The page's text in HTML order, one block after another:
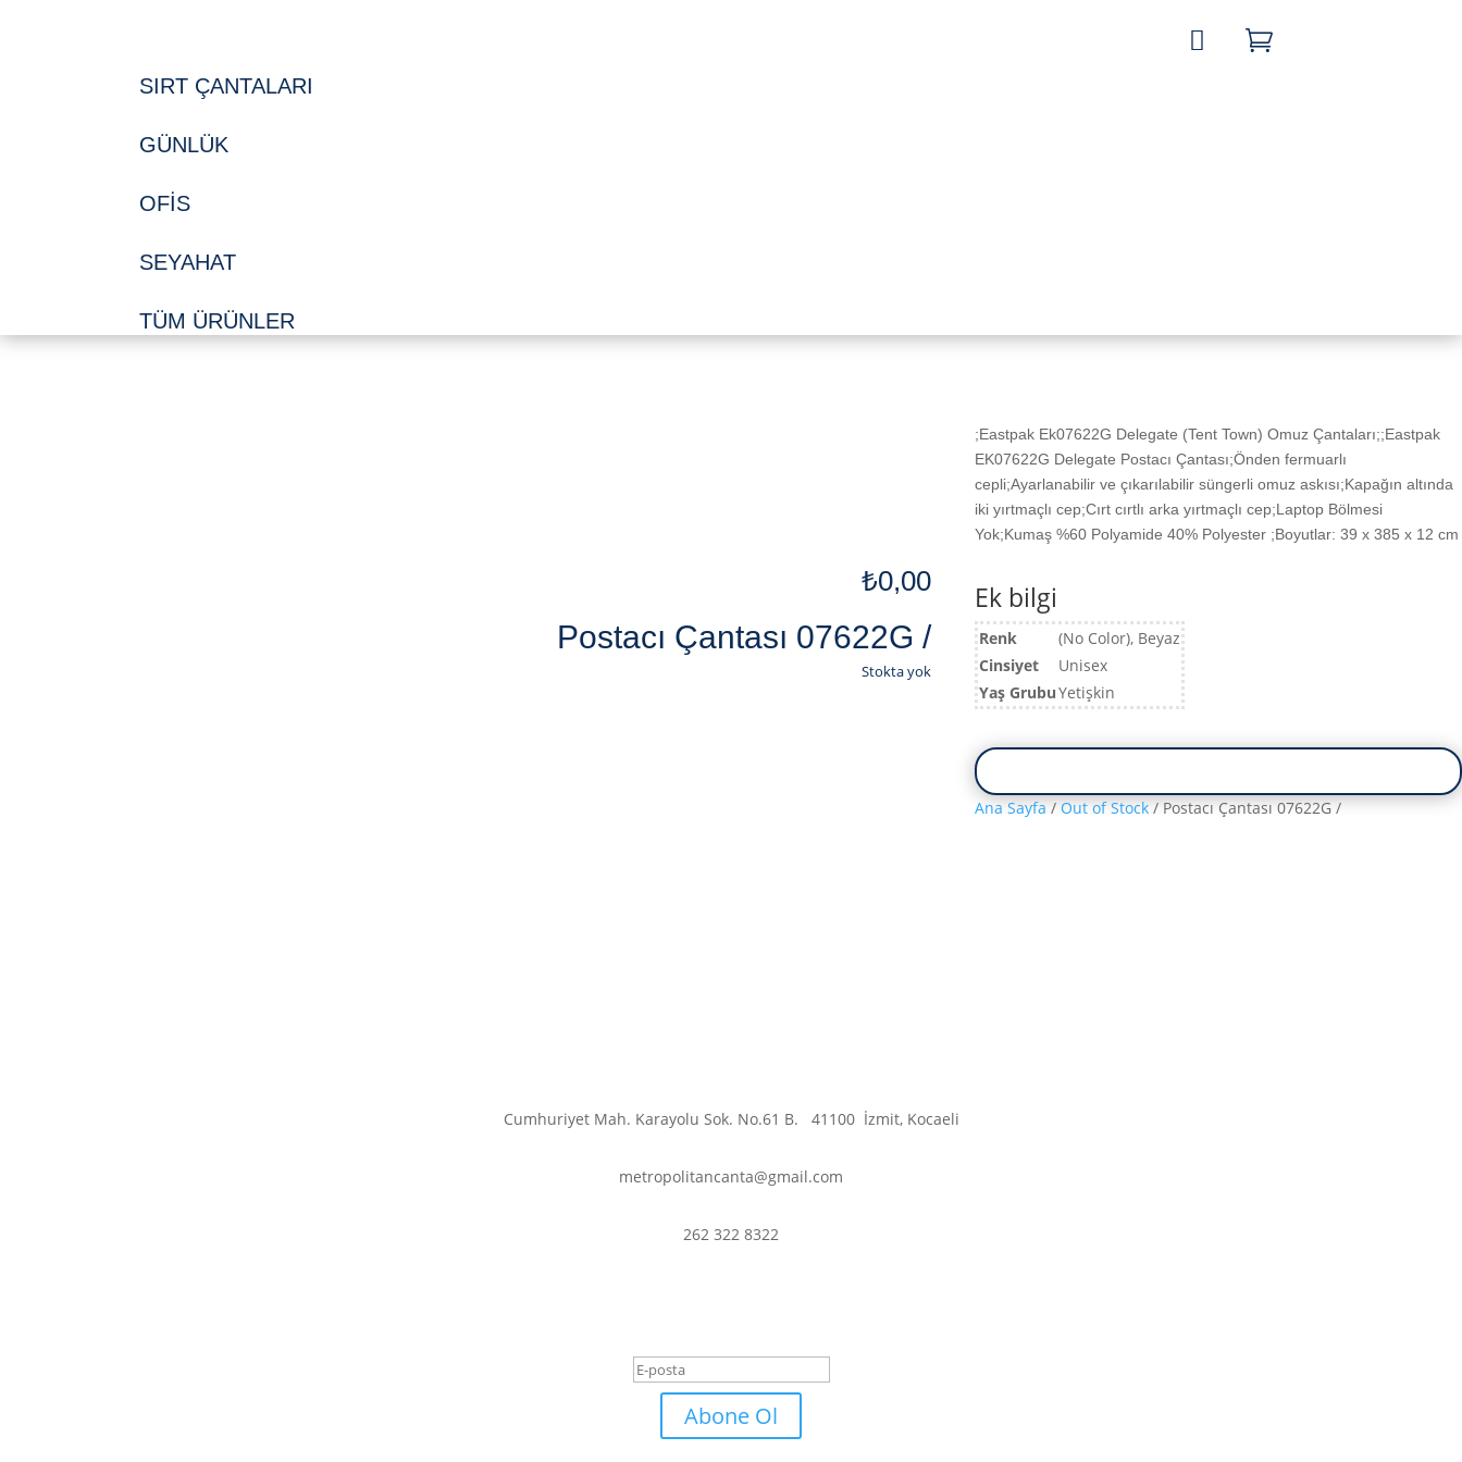
 
SIRT ÇANTALARI
GÜNLÜK
OFIS
SEYAHAT
TÜM ÜRÜNLER
₺0,00
Postacı Çantası 07622G /
Stokta yok
;Eastpak Ek07622G Delegate (Tent Town) Omuz Çantaları;;Eastpak
EK07622G Delegate Postacı Çantası;Önden fermuarlı
cepli;Ayarlanabilir ve çıkarılabilir süngerli omuz askısı;Kapağın altında
iki yırtmaçlı cep;Cırt cırtlı arka yırtmaçlı cep;Laptop Bölmesi
Yok;Kumaş %60 Polyamide 40% Polyester ;Boyutlar: 39 x 385 x 12 cm
Ek bilgi
Renk
(No Color), Beyaz
Cinsiyet
Unisex
Yaş GrubuYetişkin
Ana Sayfa / Out of Stock / Postacı Çantası 07622G /
Cumhuriyet Mah. Karayolu Sok. No.61 B. 41100 İzmit, Kocaeli
metropolitancanta@gmail.com
262 322 8322
Abone Ol